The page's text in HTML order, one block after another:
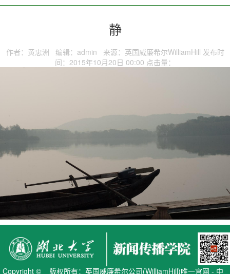
静
作者：黄忠洲 编辑：admin 来源：英国威廉希尔WilliamHill 发布时
间：2015年10月20日 00:00 点击量：
Copyright © 版权所有：英国威廉希尔公司(WilliamHill)唯一官网 - 中